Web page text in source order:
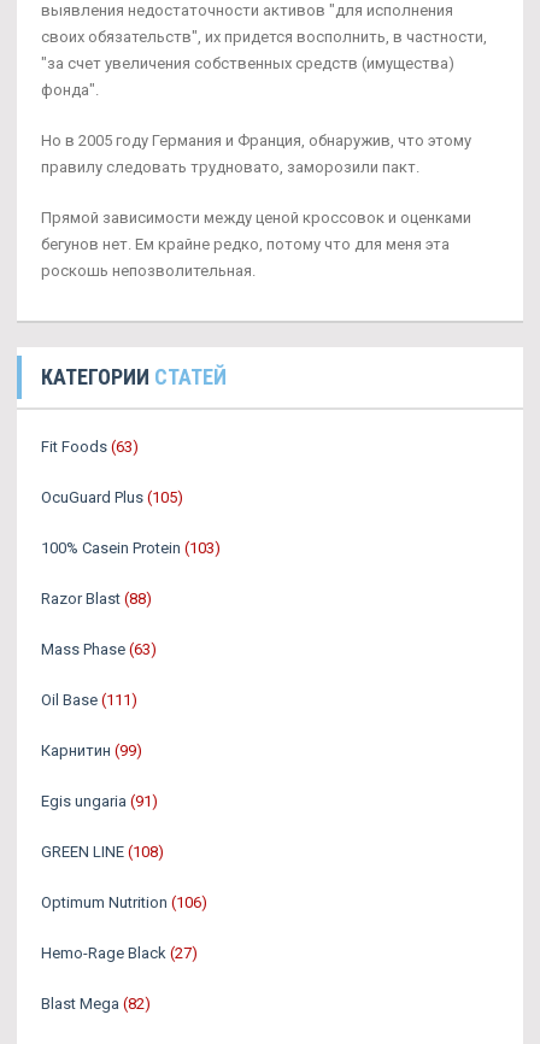
выявления недостаточности активов "для исполнения
своих обязательств", их придется восполнить, в частности,
"за счет увеличения собственных средств (имущества)
фонда".
Но в 2005 году Германия и Франция, обнаружив, что этому
правилу следовать трудновато, заморозили пакт.
Прямой зависимости между ценой кроссовок и оценками
бегунов нет. Ем крайне редко, потому что для меня эта
роскошь непозволительная.
КАТЕГОРИИ СТАТЕЙ
Fit Foods (63)
OcuGuard Plus (105)
100% Casein Protein (103)
Razor Blast (88)
Mass Phase (63)
Oil Base (111)
Карнитин (99)
Egis ungaria (91)
GREEN LINE (108)
Optimum Nutrition (106)
Hemo-Rage Black (27)
Blast Mega (82)